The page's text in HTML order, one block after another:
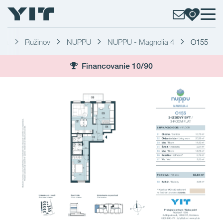
Ružinov NUPPU NUPPU - Magnolia 4 O155
Financovanie 10/90